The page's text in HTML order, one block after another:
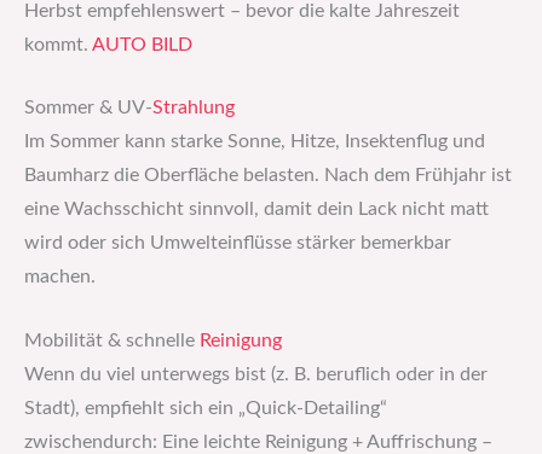
Herbst empfehlenswert – bevor die kalte Jahreszeit
kommt. AUTO BILD
Sommer & UV-Strahlung
Im Sommer kann starke Sonne, Hitze, Insektenflug und
Baumharz die Oberfläche belasten. Nach dem Frühjahr ist
eine Wachsschicht sinnvoll, damit dein Lack nicht matt
wird oder sich Umwelteinflüsse stärker bemerkbar
machen.
Mobilität & schnelle Reinigung
Wenn du viel unterwegs bist (z. B. beruflich oder in der
Stadt), empfiehlt sich ein „Quick-Detailing“
zwischendurch: Eine leichte Reinigung + Auffrischung –